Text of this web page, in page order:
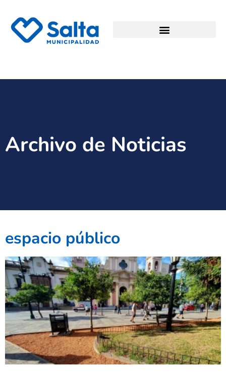
Archivo de Noticias
espacio público